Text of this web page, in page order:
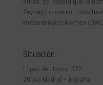
Zeynep) azote con más
Meteorológico Alemán
Situación
López de Hoyos, 322
28043 Madrid – España